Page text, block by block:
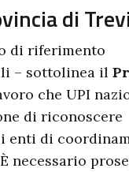
di
di riferimento
– sottolinea il
che UPI
di riconoscere
enti di
necessario